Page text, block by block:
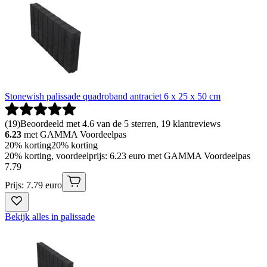
Stonewish palissade quadroband antraciet 6 x 25 x 50 cm
(19)Beoordeeld met 4.6 van de 5 sterren, 19 klantreviews
6.23 met GAMMA Voordeelpas
20% korting20% korting
20% korting, voordeelprijs: 6.23 euro met GAMMA Voordeelpas
7.79
Prijs: 7.79 euro
Bekijk alles in palissade